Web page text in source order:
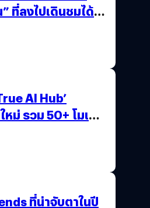
ที่ลงไปเดินชมได้
AI Hub’
ม่ รวม 50+ โมเดล
ที่น่าจับตาในปี